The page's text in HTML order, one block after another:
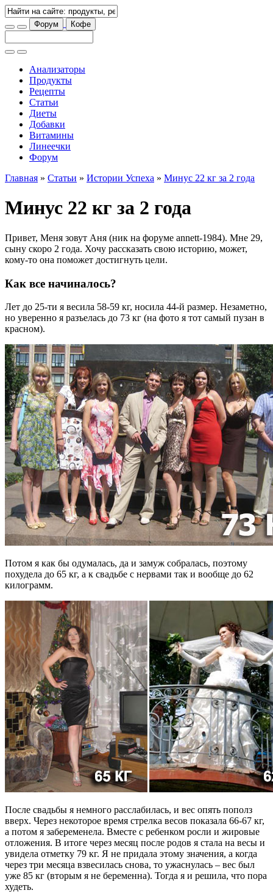
Форум Кофе
Анализаторы
Продукты
Рецепты
Статьи
Диеты
Добавки
Витамины
Линеечки
Форум
Главная » Статьи » Истории Успеха » Минус 22 кг за 2 года
Минус 22 кг за 2 года
Привет, Меня зовут Аня (ник на форуме annett-1984). Мне 29,
сыну скоро 2 года. Хочу рассказать свою историю, может,
кому-то она поможет достигнуть цели.
Как все начиналось?
Лет до 25-ти я весила 58-59 кг, носила 44-й размер. Незаметно,
но уверенно я разъелась до 73 кг (на фото я тот самый пузан в
красном).
Потом я как бы одумалась, да и замуж собралась, поэтому
похудела до 65 кг, а к свадьбе с нервами так и вообще до 62
килограмм.
После свадьбы я немного расслабилась, и вес опять пополз
вверх. Через некоторое время стрелка весов показала 66-67 кг,
а потом я забеременела. Вместе с ребенком росли и жировые
отложения. В итоге через месяц после родов я стала на весы и
увидела отметку 79 кг. Я не придала этому значения, а когда
через три месяца взвесилась снова, то ужаснулась – вес был
уже 85 кг (вторым я не беременна). Тогда я и решила, что пора
худеть.